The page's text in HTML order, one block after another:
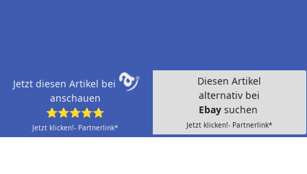
Jetzt diesen Artikel bei
anschauen
⭐⭐⭐⭐⭐
Jetzt klicken!- Partnerlink*
Diesen Artikel
alternativ bei
Ebay suchen
Jetzt klicken!- Partnerlink*